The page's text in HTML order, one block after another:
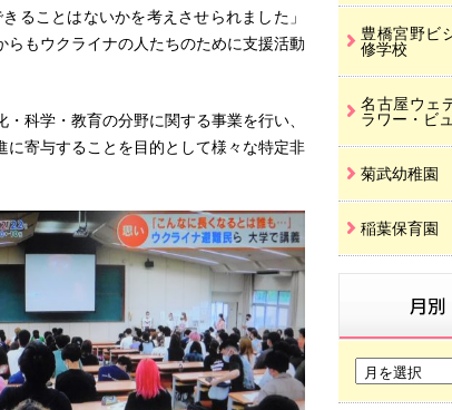
ることはないかを考えさせられました」
らもウクライナの人たちのために支援活動
科学・教育の分野に関する事業を行い、
寄与することを目的として様々な特定非
豊橋宮野ビ
修学校
名古屋ウェ
ラワー・ビ
菊武幼稚園
稲葉保育園